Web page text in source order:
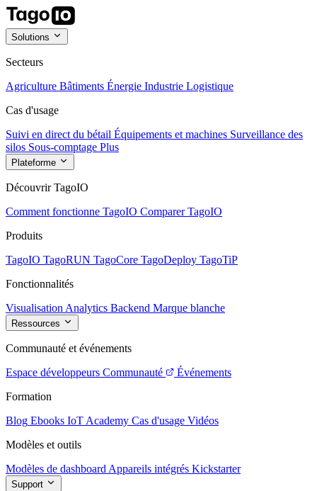
Solutions
Secteurs
Agriculture Bâtiments Énergie Industrie Logistique
Cas d'usage
Suivi en direct du bétail Équipements et machines Surveillance des
silos Sous-comptage Plus
Plateforme
Découvrir TagoIO
Comment fonctionne TagoIO Comparer TagoIO
Produits
TagoIO TagoRUN TagoCore TagoDeploy TagoTiP
Fonctionnalités
Visualisation Analytics Backend Marque blanche
Ressources
Communauté et événements
Espace développeurs Communauté
Événements
Formation
Blog Ebooks IoT Academy Cas d'usage Vidéos
Modèles et outils
Modèles de dashboard Appareils intégrés Kickstarter
Support